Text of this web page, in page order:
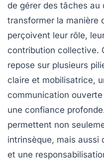
de gérer des tâches au
transformer la manière
perçoivent leur rôle,
contribution collective.
repose sur plusieurs
claire et mobilisatrice,
communication
une confiance
permettent non
intrinsèque, mais aussi
et une